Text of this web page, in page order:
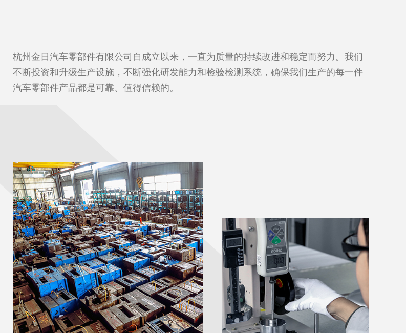
杭州金日汽车零部件有限公司自成立以来，一直为质量的持续改进和稳定而努力。我们
不断投资和升级生产设施，不断强化研发能力和检验检测系统，确保我们生产的每一件
汽车零部件产品都是可靠、值得信赖的。